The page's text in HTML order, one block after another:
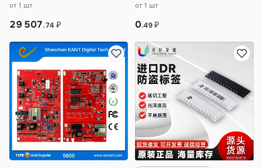
охранная сигнализация Кос
от 1 шт
29 507.74 ₽
магнитная полоса Му
от 1 шт
0.49₽